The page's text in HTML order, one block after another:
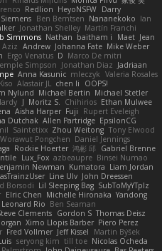
Redlion HeyoNSFW Darry
Ben Berntsen Nananekoko Ian
Jonathan Shelley Martín Franchi
Simmons Nathan baitham i Maet Jean
Aziz Andrew Johanna Fate Mike Weber
Ergo Venatus D Marco De mitri
Simpson Jonathan Diaz Jadriaan
Anna Kasunic mleczyk Valeria Rosales
Alastair JL chen li
OOPS!
Nylund Michael Bertin Michael Stetler
J Moritz S. Chihirios Ethan Mulwee
Aisha Harper Fuji
Rupert Eveleigh
Dutchak Allen Partridge EpsilonCG
Saintetixx Zhou Weitong Tony Elwood
Worawut Pongchen Daniel Jennings
Rockie Hoerter 鸿彬 邱 Gabriel Brenne
Lux_Fox azbeaupre Binsei Numao
Newman Kumatora Liam Jordan
Line Ulv John Dreessen
Borsodi Lil Sleeping Bag SubToMyYTplz
Elric Chen Michelle Hironaka Yandong
Leonard Rio Ben Seaman
Clements Gordon S Thomas Deisz
Ximo Llopis Barber Piero Perez
Fred Vollmer Jeff Kissel
Martin Býšek
seryong kim till toe Nicolas Ocheda